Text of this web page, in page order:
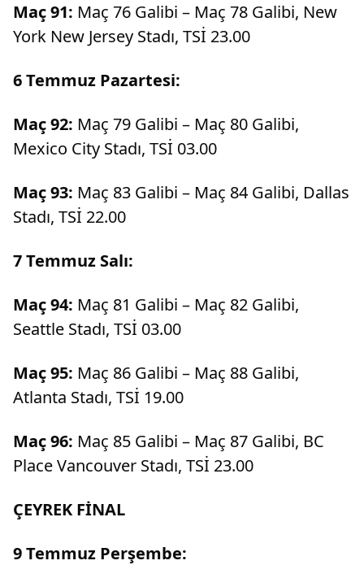
Maç 91: Maç 76 Galibi – Maç 78 Galibi, New
York New Jersey Stadı, TSİ 23.00
6 Temmuz Pazartesi:
Maç 92: Maç 79 Galibi – Maç 80 Galibi,
Mexico City Stadı, TSİ 03.00
Maç 93: Maç 83 Galibi – Maç 84 Galibi, Dallas
Stadı, TSİ 22.00
7 Temmuz Salı:
Maç 94: Maç 81 Galibi – Maç 82 Galibi,
Seattle Stadı, TSİ 03.00
Maç 95: Maç 86 Galibi – Maç 88 Galibi,
Atlanta Stadı, TSİ 19.00
Maç 96: Maç 85 Galibi – Maç 87 Galibi, BC
Place Vancouver Stadı, TSİ 23.00
ÇEYREK FİNAL
9 Temmuz Perşembe: